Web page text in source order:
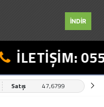
İNDİR
0554
Satış 47,6799